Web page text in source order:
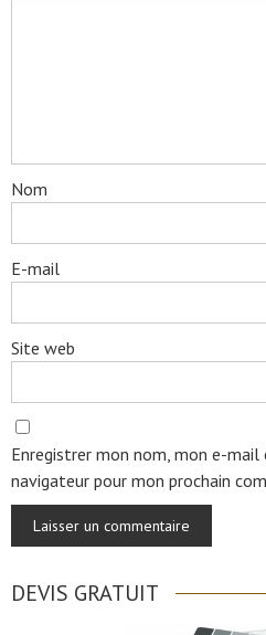
Nom
E-mail
Site web
Enregistrer mon nom, mon e-
navigateur pour mon prochain
DEVIS GRATUIT